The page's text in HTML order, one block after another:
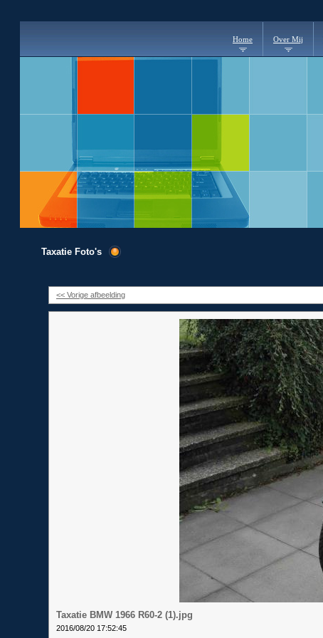
Home Over Mij
Taxatie Foto's
<< Vorige afbeelding
Taxatie BMW 1966 R60-2 (1).jpg
2016/08/20 17:52:45